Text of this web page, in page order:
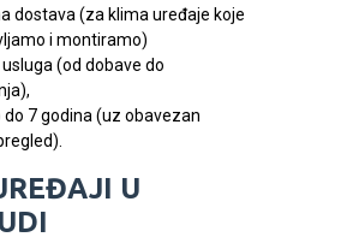
dostava (za klima uređaje koje
i montiramo)
(od dobave do
7 godina (uz obavezan
U